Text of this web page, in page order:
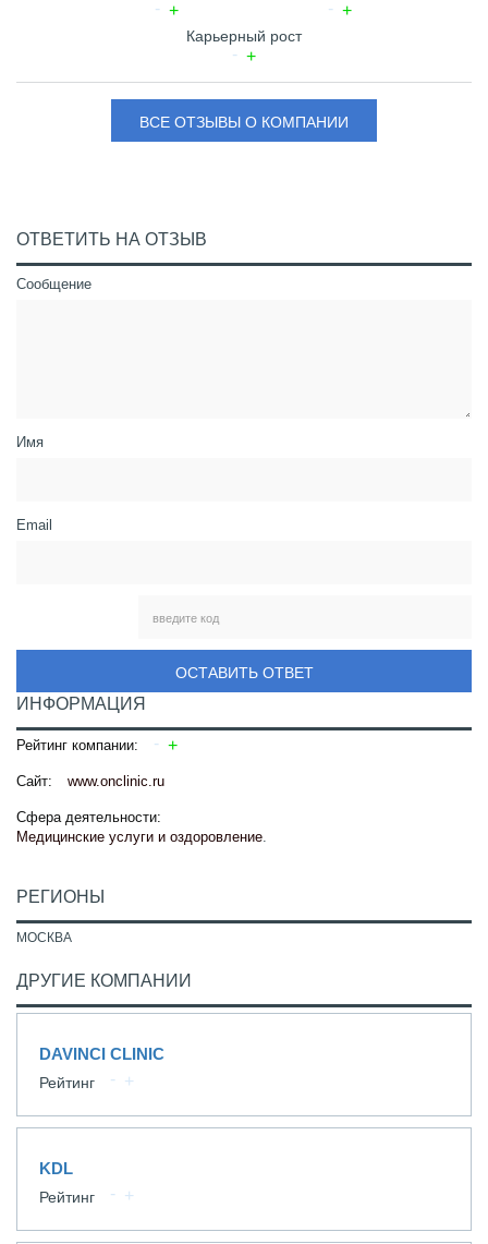
Карьерный рост
ВСЕ ОТЗЫВЫ О КОМПАНИИ
ОТВЕТИТЬ НА ОТЗЫВ
Сообщение
Имя
Email
ОСТАВИТЬ ОТВЕТ
ИНФОРМАЦИЯ
Рейтинг компании:
Сайт: www.onclinic.ru
Сфера деятельности:
Медицинские услуги и оздоровление.
РЕГИОНЫ
МОСКВА
ДРУГИЕ КОМПАНИИ
DAVINCI CLINIC
Рейтинг
KDL
Рейтинг